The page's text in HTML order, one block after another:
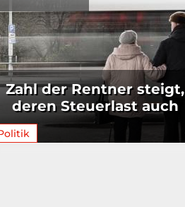
Zahl der Rentner steigt,
deren Steuerlast auch